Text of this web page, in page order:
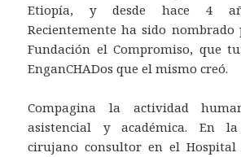
Etiopía, y desde hace 4
Recientemente ha sido nombrado
Fundación el Compromiso, que
EnganCHADos que el mismo creó.
Compagina la actividad
asistencial y académica. En
cirujano consultor en el Hospital